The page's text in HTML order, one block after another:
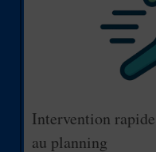
Intervention
au planning